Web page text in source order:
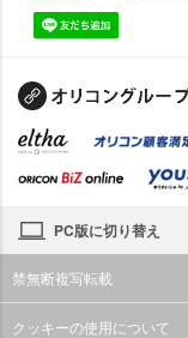
PC版に切り替え
禁無断複写転載
クッキーの使用について